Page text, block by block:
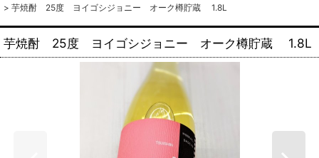
> 芋焼酎 25度 ヨイゴシジョニー オーク樽貯蔵 1.8L
芋焼酎 25度 ヨイゴシジョニー オーク樽貯蔵 1.8L